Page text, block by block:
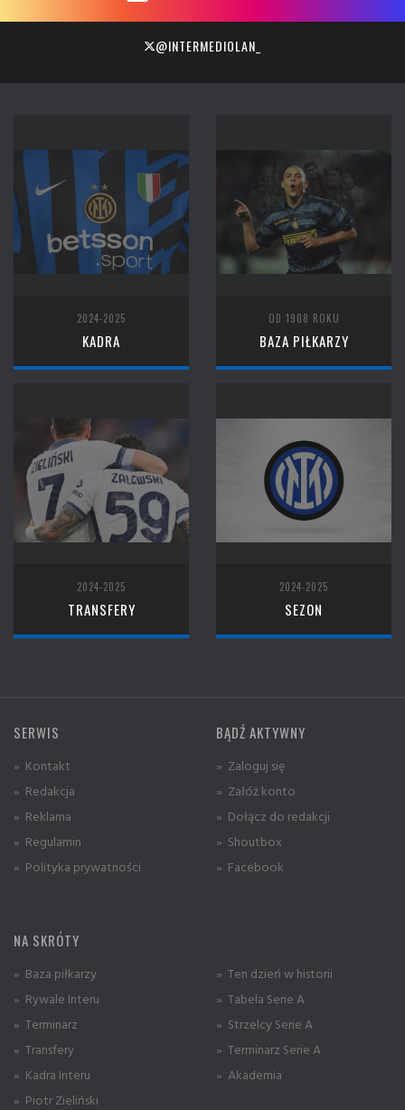
@INTERMEDIOLAN_
2024-2025
KADRA
OD 1908 ROKU
BAZA PIŁKARZY
2024-2025
TRANSFERY
2024-2025
SEZON
SERWIS
» Kontakt
» Redakcja
» Reklama
» Regulamin
» Polityka prywatności
BĄDŹ AKTYWNY
» Zaloguj się
» Załóż konto
» Dołącz do redakcji
» Shoutbox
» Facebook
NA SKRÓTY
» Baza piłkarzy
» Rywale Interu
» Terminarz
» Transfery
» Kadra Interu
» Piotr Zieliński
» Ten dzień w historii
» Tabela Serie A
» Strzelcy Serie A
» Terminarz Serie A
» Akademia